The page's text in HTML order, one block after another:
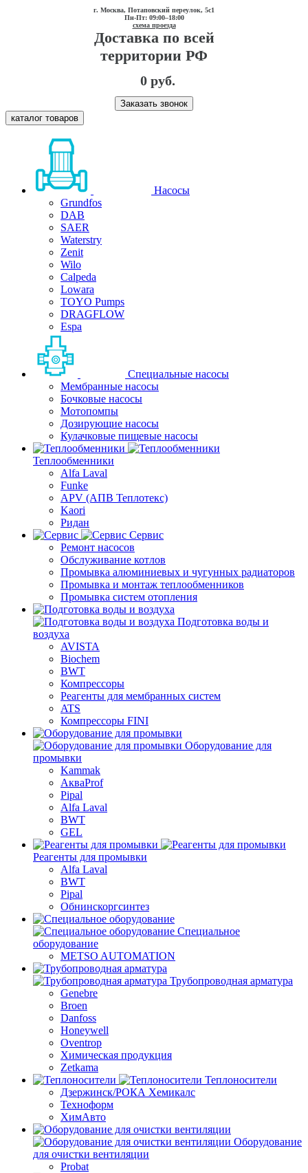
г. Москва, Потаповский переулок, 5с1
Пн-Пт: 09:00–18:00
схема проезда
Доставка по всей
территории РФ
0 руб.
Заказать звонок
каталог товаров
Насосы
Grundfos
DAB
SAER
Waterstry
Zenit
Wilo
Calpeda
Lowara
TOYO Pumps
DRAGFLOW
Espa
Специальные насосы
Мембранные насосы
Бочковые насосы
Мотопомпы
Дозирующие насосы
Кулачковые пищевые насосы
Теплообменники
Alfa Laval
Funke
APV (АПВ Теплотекс)
Kaori
Ридан
Сервис
Ремонт насосов
Обслуживание котлов
Промывка алюминиевых и чугунных радиаторов
Промывка и монтаж теплообменников
Промывка систем отопления
Подготовка воды и
воздуха
AVISTA
Biochem
BWT
Компрессоры
Реагенты для мембранных систем
ATS
Компрессоры FINI
Оборудование для
промывки
Kammak
АкваProf
Pipal
Alfa Laval
BWT
GEL
Реагенты для промывки
Alfa Laval
BWT
Pipal
Обнинскоргсинтез
Специальное
оборудование
METSO AUTOMATION
Трубопроводная арматура
Genebre
Broen
Danfoss
Honeywell
Oventrop
Химическая продукция
Zetkama
Теплоносители
Дзержинск/РОКА Хемикалс
Техноформ
ХимАвто
Оборудование
для очистки вентиляции
Probat